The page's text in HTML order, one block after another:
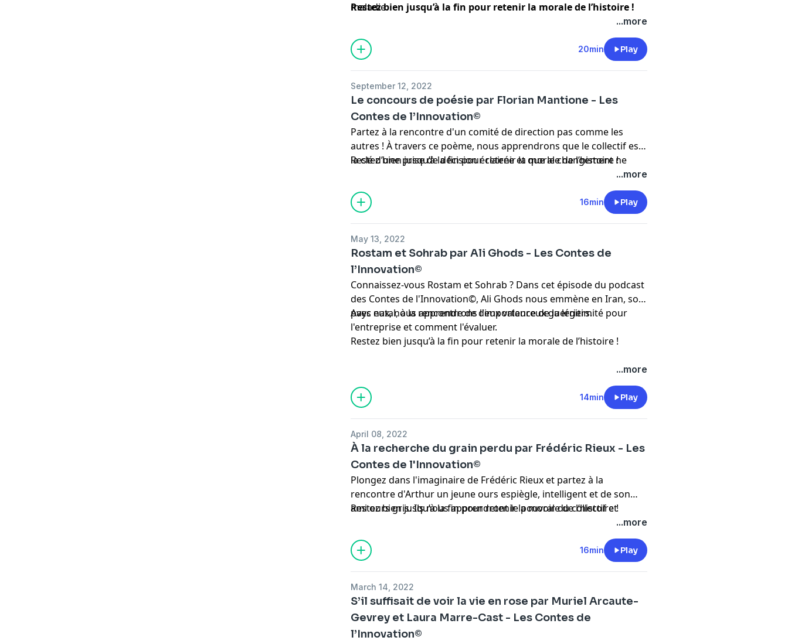
maladie.
Restez bien jusqu’à la fin pour retenir la morale de l’histoire !
...more
20min Play
September 12, 2022
Le concours de poésie par Florian Mantione - Les
Contes de l’Innovation©
Partez à la rencontre d'un comité de direction pas comme les
autres ! À travers ce poème, nous apprendrons que le collectif est
la clé d’une prise de décision éclairée et que le changement ne
Restez bien jusqu’à la fin pour retenir la morale de l’histoire !
...more
16min Play
May 13, 2022
Rostam et Sohrab par Ali Ghods - Les Contes de
l’Innovation©
Connaissez-vous Rostam et Sohrab ? Dans cet épisode du podcast
des Contes de l'Innovation©, Ali Ghods nous emmène en Iran, son
pays natal, à la rencontre de deux valeureux guerriers.
Avec eux, nous apprendrons l'importance de la légitimité pour
l'entreprise et comment l'évaluer.
Restez bien jusqu’à la fin pour retenir la morale de l’histoire !
...more
14min Play
April 08, 2022
À la recherche du grain perdu par Frédéric Rieux - Les
Contes de l'Innovation©
Plongez dans l'imaginaire de Frédéric Rieux et partez à la
rencontre d'Arthur un jeune ours espiègle, intelligent et de son
ami ours gris. Ils nous apprendront le pouvoir du collectif et
l'importance de persévérer lorsqu'on se lance dans une démarche
Restez bien jusqu’à la fin pour retenir la morale de l’histoire !
...more
16min Play
March 14, 2022
S’il suffisait de voir la vie en rose par Muriel Arcaute-
Gevrey et Laura Marre-Cast - Les Contes de
l’Innovation©